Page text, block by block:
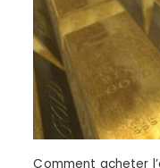
Comment acheter